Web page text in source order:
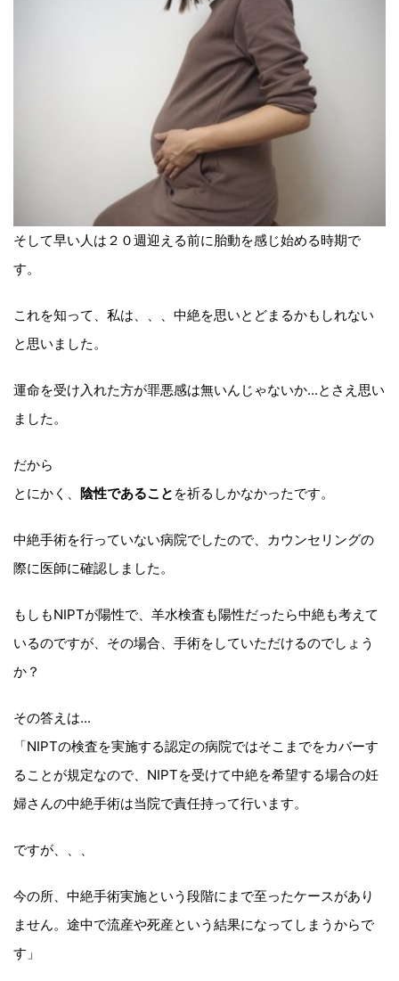
そして早い人は２０週迎える前に胎動を感じ始める時期で
す。
これを知って、私は、、、中絶を思いとどまるかもしれない
と思いました。
運命を受け入れた方が罪悪感は無いんじゃないか...とさえ思い
ました。
だから
とにかく、
陰性であること を祈るしかなかったです。
中絶手術を行っていない病院でしたので、カウンセリングの
際に医師に確認しました。
もしもNIPTが陽性で、羊水検査も陽性だったら中絶も考えて
いるのですが、その場合、手術をしていただけるのでしょう
か？
その答えは...
「NIPTの検査を実施する認定の病院ではそこまでをカバーす
ることが規定なので、NIPTを受けて中絶を希望する場合の妊
婦さんの中絶手術は当院で責任持って行います。
ですが、、、
今の所、中絶手術実施という段階にまで至ったケースがあり
ません。途中で流産や死産という結果になってしまうからで
す」